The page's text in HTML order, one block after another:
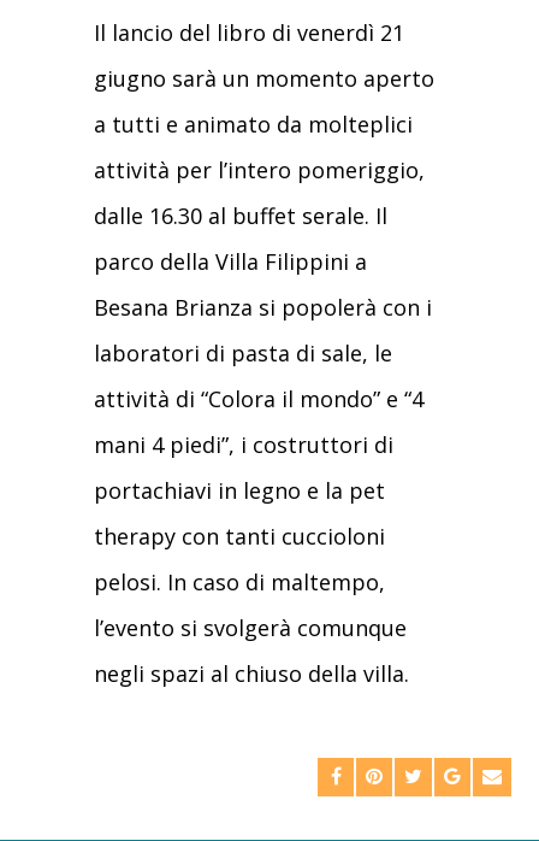
Il lancio del libro di venerdì 21
giugno sarà un momento aperto
a tutti e animato da molteplici
attività per l’intero pomeriggio,
dalle 16.30 al buffet serale. Il
parco della Villa Filippini a
Besana Brianza si popolerà con i
laboratori di pasta di sale, le
attività di “Colora il mondo” e “4
mani 4 piedi”, i costruttori di
portachiavi in legno e la pet
therapy con tanti cuccioloni
pelosi. In caso di maltempo,
l’evento si svolgerà comunque
negli spazi al chiuso della villa.